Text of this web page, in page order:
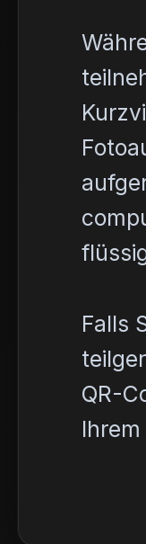
Falls
QR-